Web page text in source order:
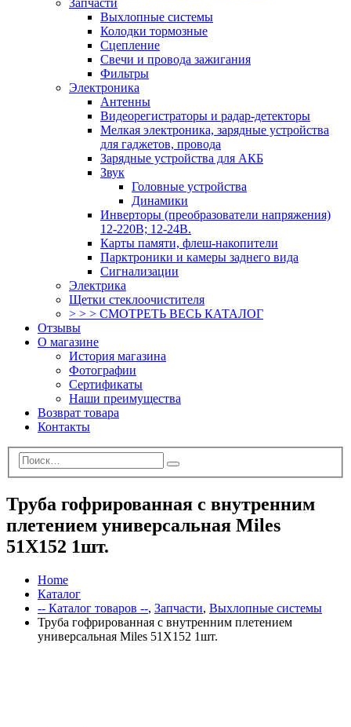
Выхлопные системы
Колодки тормозные
Сцепление
Свечи и провода зажигания
Фильтры
Электроника
Антенны
Видеорегистраторы и радар-детекторы
Мелкая электроника, зарядные устройства
для гаджетов, провода
Зарядные устройства для АКБ
Звук
Головные устройства
Динамики
Инверторы (преобразователи напряжения)
12-220В; 12-24В.
Карты памяти, флеш-накопители
Парктроники и камеры заднего вида
Сигнализации
Электрика
Щетки стеклоочистителя
> > > СМОТРЕТЬ ВЕСЬ КАТАЛОГ
Отзывы
О магазине
История магазина
Фотографии
Сертификаты
Наши преимущества
Возврат товара
Контакты
Труба гофрированная с внутренним
плетением универсальная Miles
51X152 1шт.
Home
Каталог
-- Каталог товаров --, Запчасти, Выхлопные системы
Труба гофрированная с внутренним плетением
универсальная Miles 51X152 1шт.